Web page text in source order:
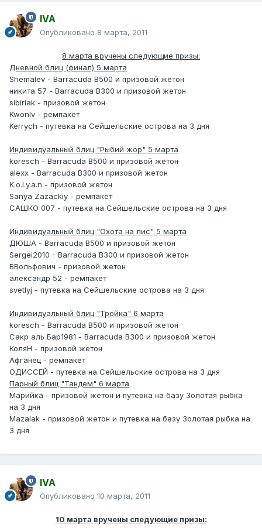
IVA
Опубликовано 8 марта, 2011
8 марта вручены следующие призы:
Дневной блиц (финал) 5 марта
Shemalev - Barracuda B500 и призовой жетон
никита 57 - Barracuda B300 и призовой жетон
sibiriak - призовой жетон
Kwonlv - ремпакет
Kerrych - путевка на Сейшельские острова на 3 дня
Индивидуальный блиц "Рыбий жор" 5 марта
koresch - Barracuda B500 и призовой жетон
alexx - Barracuda B300 и призовой жетон
K.o.l.y.a.n - призовой жетон
Sanya Zazackiy - ремпакет
САШКО 007 - путевка на Сейшельские острова на 3 дня
Индивидуальный блиц "Охота на лис" 5 марта
ДЮША - Barracuda B500 и призовой жетон
Sergei2010 - Barracuda B300 и призовой жетон
ВВольфович - призовой жетон
александр 52 - ремпакет
svetlyj - путевка на Сейшельские острова на 3 дня
Индивидуальный блиц "Тройка" 6 марта
koresch - Barracuda B500 и призовой жетон
Сакр аль Бар1981 - Barracuda B300 и призовой жетон
КоляН - призовой жетон
Афганец - ремпакет
ОДИССЕЙ - путевка на Сейшельские острова на 3 дня
Парный блиц "Тандем" 6 марта
Марийка - призовой жетон и путевка на базу Золотая рыбка
на 3 дня
Mazalak - призовой жетон и путевка на базу Золотая рыбка на
3 дня
IVA
Опубликовано 10 марта, 2011
10 марта вручены следующие призы: